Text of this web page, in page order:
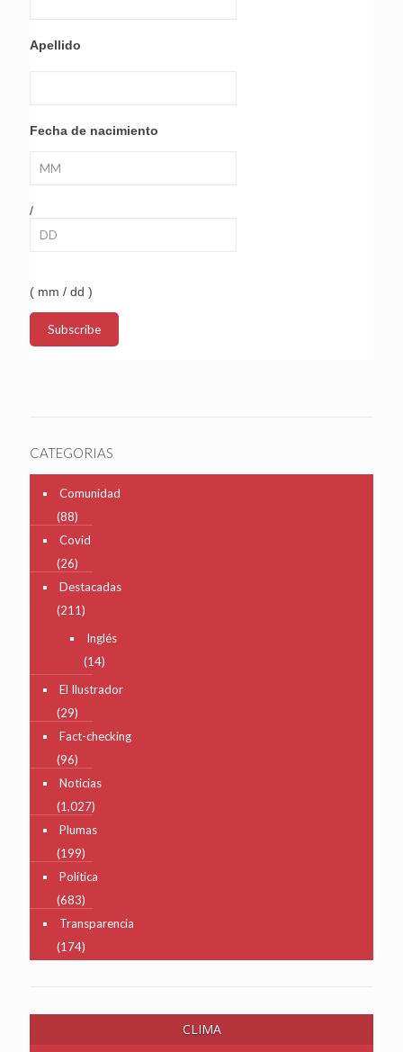
Apellido
Fecha de nacimiento
/
( mm / dd )
CATEGORIAS
Comunidad
(88)
Covid
(26)
Destacadas
(211)
Inglés
(14)
El Ilustrador
(29)
Fact-checking
(96)
Noticias
(1,027)
Plumas
(199)
Política
(683)
Transparencia
(174)
CLIMA